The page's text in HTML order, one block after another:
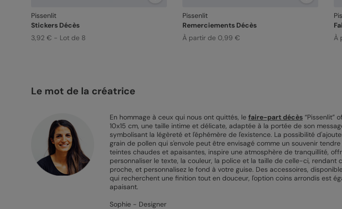
Pissenlit
Stickers Décès
3,92 € - Lot de 8
Pissenlit
Remerciements Décès
À partir de 0,99 €
À
Le mot de la créatrice
En hommage à ceux qui nous ont quittés, le faire-part décès“Pissenlit”
10x15 cm, une taille intime et délicate, adaptée à la portée de son
symbolisant la légèreté et l'éphémère de l'existence. La possibilité
grain de pollen qui s'envole peut être envisagé comme un souvenir
teintes chaudes et apaisantes, inspire une atmosphère de tranquillité,
personnaliser le texte, la couleur, la police et la taille de celle-ci,
proche, et personnalisez le fond à votre guise. Des accessoires,
qui recherchent une finition tout en douceur, l'option coins arrondis est
apaisant.
Sophie - Designer